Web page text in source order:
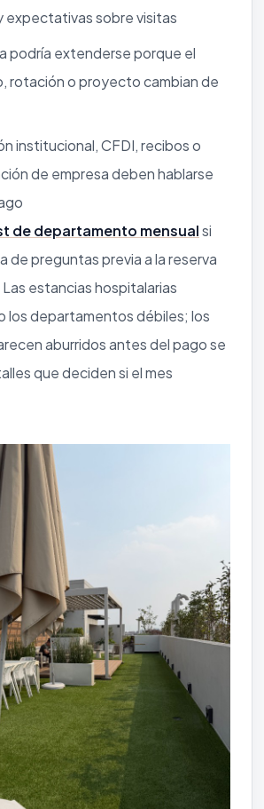
expectativas sobre visitas
podría extenderse porque el
rotación o proyecto cambian de
institucional, CFDI, recibos o
de empresa deben hablarse
de departamento mensualsi
de preguntas previa a la reserva
estancias hospitalarias
los departamentos débiles; los
aburridos antes del pago se
que deciden si el mes